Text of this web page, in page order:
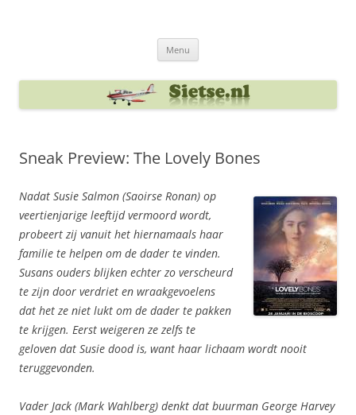
Menu
Sneak Preview: The Lovely Bones
Nadat Susie Salmon (Saoirse Ronan) op
veertienjarige leeftijd vermoord wordt,
probeert zij vanuit het hiernamaals haar
familie te helpen om de dader te vinden.
Susans ouders blijken echter zo verscheurd
te zijn door verdriet en wraakgevoelens
dat het ze niet lukt om de dader te pakken
te krijgen. Eerst weigeren ze zelfs te
geloven dat Susie dood is, want haar lichaam wordt nooit
teruggevonden.
Vader Jack (Mark Wahlberg) denkt dat buurman George Harvey